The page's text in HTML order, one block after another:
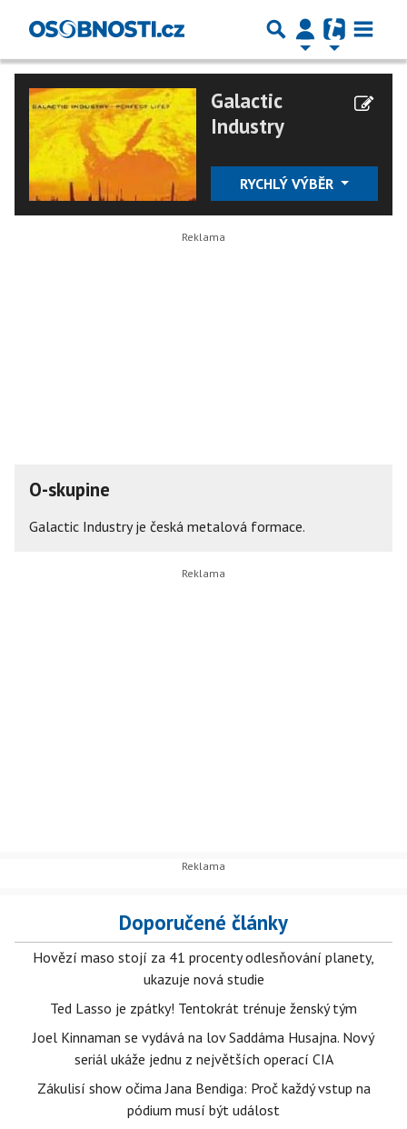
Galactic
Industry
RYCHLÝ VÝBĚR
O-skupine
Galactic Industry je česká metalová formace.
Doporučené články
Hovězí maso stojí za 41 procenty odlesňování planety,
ukazuje nová studie
Ted Lasso je zpátky! Tentokrát trénuje ženský tým
Joel Kinnaman se vydává na lov Saddáma Husajna. Nový
seriál ukáže jednu z největších operací CIA
Zákulisí show očima Jana Bendiga: Proč každý vstup na
pódium musí být událost